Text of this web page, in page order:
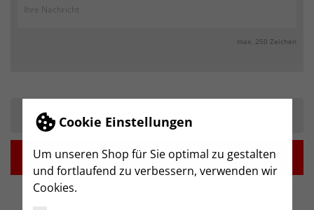
Cookie Einstellungen
Um unseren Shop für Sie optimal zu gestalten
und fortlaufend zu verbessern, verwenden wir
Cookies.
max. 250 Zeichen
 IN DEN WARENKORB